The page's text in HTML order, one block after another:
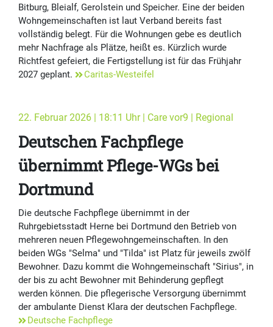
Bitburg, Bleialf, Gerolstein und Speicher. Eine der beiden
Wohngemeinschaften ist laut Verband bereits fast
vollständig belegt. Für die Wohnungen gebe es deutlich
mehr Nachfrage als Plätze, heißt es. Kürzlich wurde
Richtfest gefeiert, die Fertigstellung ist für das Frühjahr
2027 geplant.
Caritas-Westeifel
22. Februar 2026 | 18:11 Uhr | Care vor9 | Regional
Deutschen Fachpflege
übernimmt Pflege-WGs bei
Dortmund
Die deutsche Fachpflege übernimmt in der
Ruhrgebietsstadt Herne bei Dortmund den Betrieb von
mehreren neuen Pflegewohngemeinschaften. In den
beiden WGs "Selma" und "Tilda" ist Platz für jeweils zwölf
Bewohner. Dazu kommt die Wohngemeinschaft "Sirius", in
der bis zu acht Bewohner mit Behinderung gepflegt
werden können. Die pflegerische Versorgung übernimmt
der ambulante Dienst Klara der deutschen Fachpflege.
Deutsche Fachpflege